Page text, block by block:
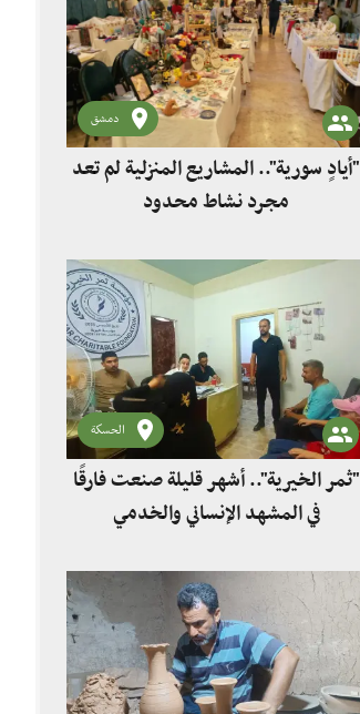
دمشق
"أيادٍ سورية".. المشاريع المنزلية لم تعد
مجرد نشاط محدود
الحسكة
"ثمر الخيرية".. أشهر قليلة صنعت فارقًا
في المشهد الإنساني والخدمي